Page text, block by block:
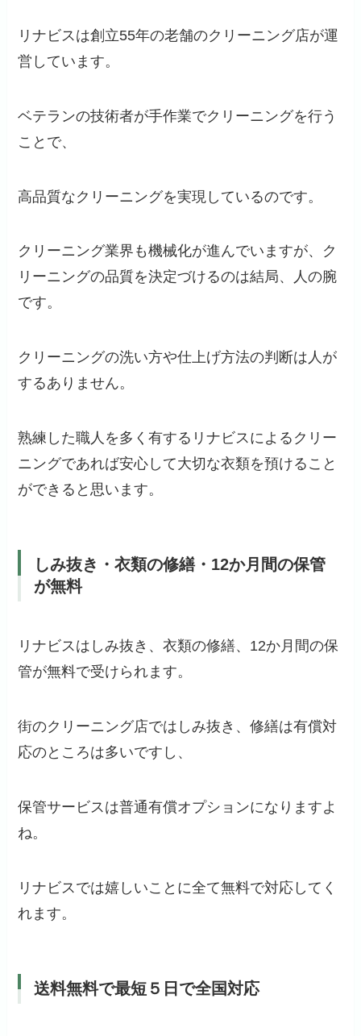
リナビスは創立55年の老舗のクリーニング店が運
営しています。
ベテランの技術者が手作業でクリーニングを行う
ことで、
高品質なクリーニングを実現しているのです。
クリーニング業界も機械化が進んでいますが、ク
リーニングの品質を決定づけるのは結局、人の腕
です。
クリーニングの洗い方や仕上げ方法の判断は人が
するありません。
熟練した職人を多く有するリナビスによるクリー
ニングであれば安心して大切な衣類を預けること
ができると思います。
しみ抜き・衣類の修繕・12か月間の保管
が無料
リナビスはしみ抜き、衣類の修繕、12か月間の保
管が無料で受けられます。
街のクリーニング店ではしみ抜き、修繕は有償対
応のところは多いですし、
保管サービスは普通有償オプションになりますよ
ね。
リナビスでは嬉しいことに全て無料で対応してく
れます。
送料無料で最短５日で全国対応